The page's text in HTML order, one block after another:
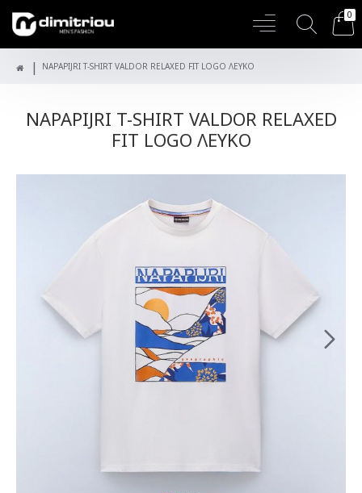
0
NAPAPIJRI T-SHIRT VALDOR RELAXED FIT LOGO ΛΕΥΚΟ
NAPAPIJRI T-SHIRT VALDOR RELAXED
FIT LOGO ΛΕΥΚΟ